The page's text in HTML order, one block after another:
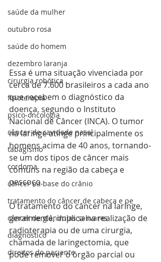
saúde da mulher
outubro rosa
saúde do homem
dezembro laranja
cirurgia robótica
fisioterapia
psico-oncologia
câncer de cavidade nasal
tabagismo
cordoma
câncer na base do crânio
tratamento do câncer de cabeça e pe
câncer de glândulas salivares
diagnóstico
direitos do paciente
Essa é uma situação vivenciada por
cerca de 7.600 brasileiros a cada ano
que recebem o diagnóstico da
doença, segundo o Instituto
Nacional de Câncer (INCA). O tumor
na laringe atinge principalmente os
homens acima de 40 anos, tornando-
se um dos tipos de câncer mais
comuns na região da cabeça e
pescoço.
O tratamento do câncer na laringe,
geralmente, implica na realização de
radioterapia ou de uma cirurgia,
chamada de laringectomia, que
pode remover o órgão parcial ou